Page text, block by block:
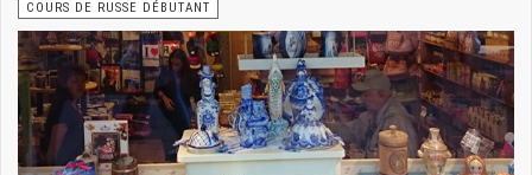
COURS DE RUSSE DÉBUTANT